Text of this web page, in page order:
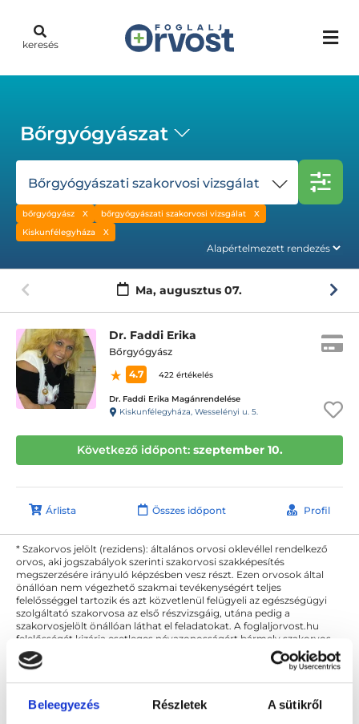
Beleegyezés Részletek A sütikről
keresés
Bőrgyógyászat
Bőrgyógyászati szakorvosi vizsgálat
bőrgyógyász
bőrgyógyászati szakorvosi vizsgálat
Kiskunfélegyháza
Ma, augusztus 07.
Dr. Faddi Erika
Bőrgyógyász
4.7
422 értékelés
Dr. Faddi Erika Magánrendelése
Kiskunfélegyháza, Wesselényi u. 5.
Következő időpont: szeptember 10.
Árlista Összes időpont Profil
* Szakorvos jelölt (rezidens): általános orvosi oklevéllel rendelkező
orvos, aki jogszabályok szerinti szakorvosi szakképesítés
megszerzésére irányuló képzésben vesz részt. Ezen orvosok által
önállóan nem végezhető szakmai tevékenységért teljes
felelősséggel tartozik és azt közvetlenül felügyeli az egészségügyi
szolgáltató szakorvosa az első részvizsgáig, utána pedig a
szakorvosjelölt önállóan láthat el feladatokat. A foglaljorvost.hu
felelősségét kizárja esetleges névazonosságért bármely szakorvos
és szakorvosjelölt esetén.
Főoldal Bőrgyógyász